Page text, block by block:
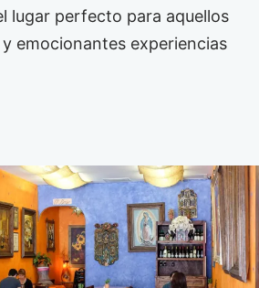
lugar perfecto para aquellos
emocionantes experiencias